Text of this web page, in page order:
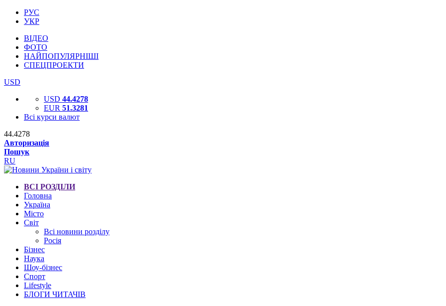
РУС
УКР
ВІДЕО
ФОТО
НАЙПОПУЛЯРНІШІ
СПЕЦПРОЕКТИ
USD
USD 44.4278
EUR 51.3281
Всі курси валют
44.4278
Авторизація
Пошук
RU
ВСІ РОЗДІЛИ
Головна
Україна
Місто
Світ
Всі новини розділу
Росія
Бізнес
Наука
Шоу-бізнес
Спорт
Lifestyle
БЛОГИ ЧИТАЧІВ